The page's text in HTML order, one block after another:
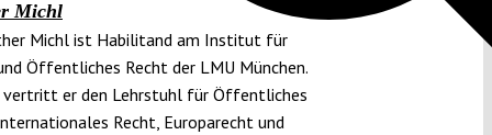
Michl
Michl ist Habilitand am Institut für
Öffentliches Recht der LMU München.
vertritt er den Lehrstuhl für Öffentliches
Recht, Europarecht und